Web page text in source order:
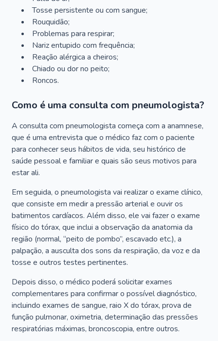
Tosse persistente ou com sangue;
Rouquidão;
Problemas para respirar;
Nariz entupido com frequência;
Reação alérgica a cheiros;
Chiado ou dor no peito;
Roncos.
Como é uma consulta com pneumologista?
A consulta com pneumologista começa com a anamnese,
que é uma entrevista que o médico faz com o paciente
para conhecer seus hábitos de vida, seu histórico de
saúde pessoal e familiar e quais são seus motivos para
estar ali.
Em seguida, o pneumologista vai realizar o exame clínico,
que consiste em medir a pressão arterial e ouvir os
batimentos cardíacos. Além disso, ele vai fazer o exame
físico do tórax, que inclui a observação da anatomia da
região (normal, “peito de pombo”, escavado etc.), a
palpação, a ausculta dos sons da respiração, da voz e da
tosse e outros testes pertinentes.
Depois disso, o médico poderá solicitar exames
complementares para confirmar o possível diagnóstico,
incluindo exames de sangue, raio X do tórax, prova de
função pulmonar, oximetria, determinação das pressões
respiratórias máximas, broncoscopia, entre outros.